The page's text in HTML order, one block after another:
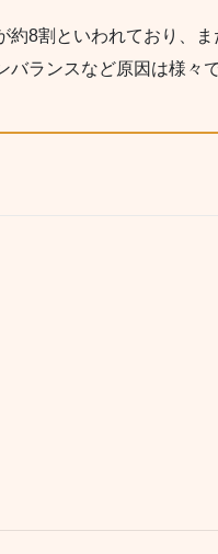
約8割 といわれており、
ランスなど原因は様々で